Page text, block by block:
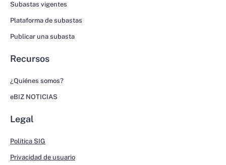
Subastas vigentes
Plataforma de subastas
Publicar una subasta
Recursos
¿Quiénes somos?
eBIZ NOTICIAS
Legal
Política SIG
Privacidad de usuario